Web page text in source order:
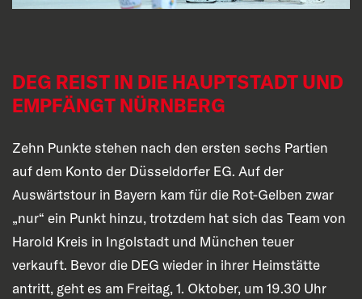
DEG REIST IN DIE HAUPTSTADT UND
EMPFÄNGT NÜRNBERG
Zehn Punkte stehen nach den ersten sechs Partien
auf dem Konto der Düsseldorfer EG. Auf der
Auswärtstour in Bayern kam für die Rot-Gelben zwar
„nur“ ein Punkt hinzu, trotzdem hat sich das Team von
Harold Kreis in Ingolstadt und München teuer
verkauft. Bevor die DEG wieder in ihrer Heimstätte
antritt, geht es am Freitag, 1. Oktober, um 19.30 Uhr